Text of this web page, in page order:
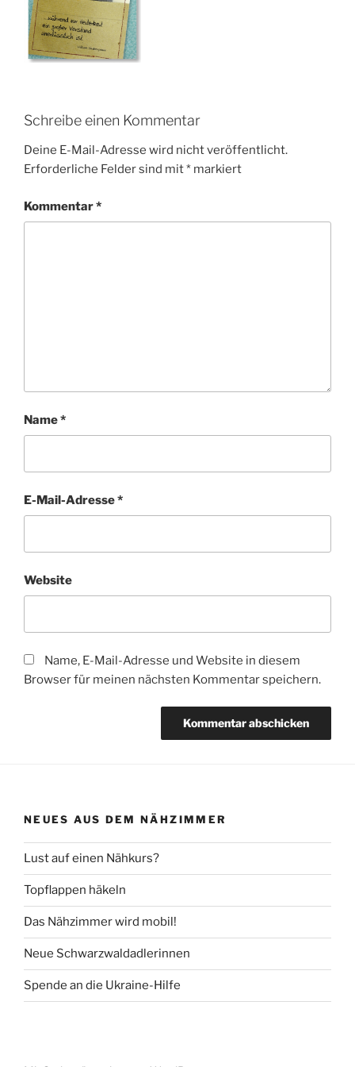
Schreibe einen Kommentar
Deine E-Mail-Adresse wird nicht veröffentlicht.
Erforderliche Felder sind mit* markiert
Kommentar*
Name*
E-Mail-Adresse*
Website
Name, E-Mail-Adresse und Website in diesem
Browser für meinen nächsten Kommentar speichern.
NEUES AUS DEM NÄHZIMMER
Lust auf einen Nähkurs?
Topflappen häkeln
Das Nähzimmer wird mobil!
Neue Schwarzwaldadlerinnen
Spende an die Ukraine-Hilfe